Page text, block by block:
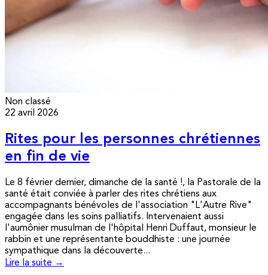
Non classé
22 avril 2026
Rites pour les personnes chrétiennes
en fin de vie
Le 8 février dernier, dimanche de la santé !, la Pastorale de la
santé était conviée à parler des rites chrétiens aux
accompagnants bénévoles de l'association "L'Autre Rive"
engagée dans les soins palliatifs. Intervenaient aussi
l'aumônier musulman de l'hôpital Henri Duffaut, monsieur le
rabbin et une représentante bouddhiste : une journée
sympathique dans la découverte...
Lire la suite →